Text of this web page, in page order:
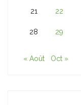
21 22
28 29
« Août Oct »